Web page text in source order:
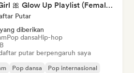
🎀 That Girl 🎀 Glow Up Playlist (Female Artists)
Putar
diberikan
Pop dansaHip-hop
putar berpengaruh saya
Pop dansa
Pop internasional